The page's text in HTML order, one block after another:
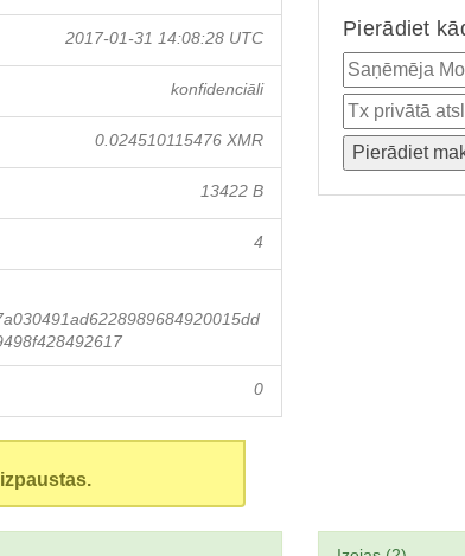
2017-01-31 14:08:28 UTC
konfidenciāli
0.024510115476 XMR
13422 B
4
0
Pierādiet